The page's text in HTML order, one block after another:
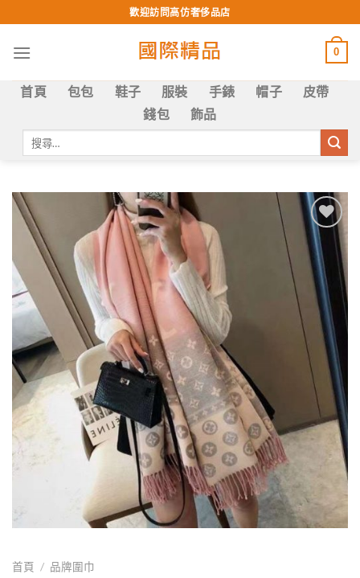
to
content
歡迎訪問高仿奢侈品店
0
首頁 包包 鞋子 服裝 手錶 帽子
皮帶
錢包
飾品
字:
Add to
wishlist
首頁 / 品牌圍巾